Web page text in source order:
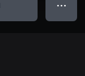
● ● ●